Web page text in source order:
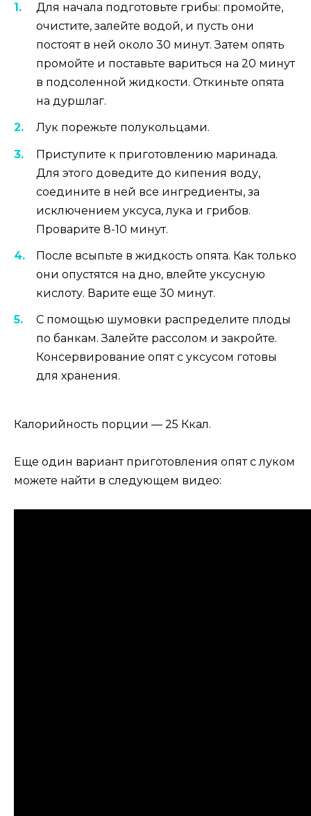
Для начала подготовьте грибы: промойте,
очистите, залейте водой, и пусть они
постоят в ней около 30 минут. Затем опять
промойте и поставьте вариться на 20 минут
в подсоленной жидкости. Откиньте опята
на дуршлаг.
Лук порежьте полукольцами.
Приступите к приготовлению маринада.
Для этого доведите до кипения воду,
соедините в ней все ингредиенты, за
исключением уксуса, лука и грибов.
Проварите 8-10 минут.
После всыпьте в жидкость опята. Как только
они опустятся на дно, влейте уксусную
кислоту. Варите еще 30 минут.
С помощью шумовки распределите плоды
по банкам. Залейте рассолом и закройте.
Консервирование опят с уксусом готовы
для хранения.
Калорийность порции — 25 Ккал.
Еще один вариант приготовления опят с луком
можете найти в следующем видео: